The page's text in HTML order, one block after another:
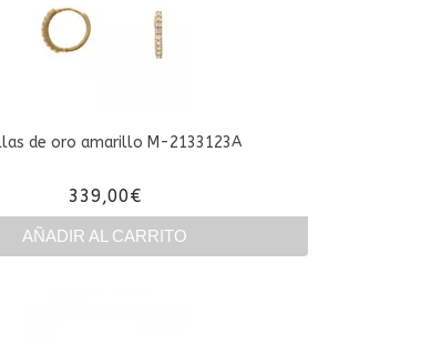
de oro amarillo M-2133123A
339,00€
AÑADIR AL CARRITO